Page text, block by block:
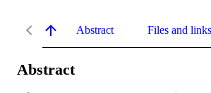
Abstract Files and
Abstract